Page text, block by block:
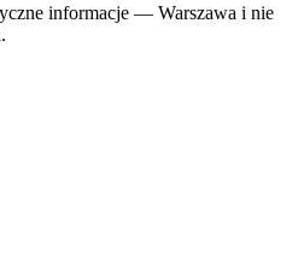
informacje — Warszawa i nie